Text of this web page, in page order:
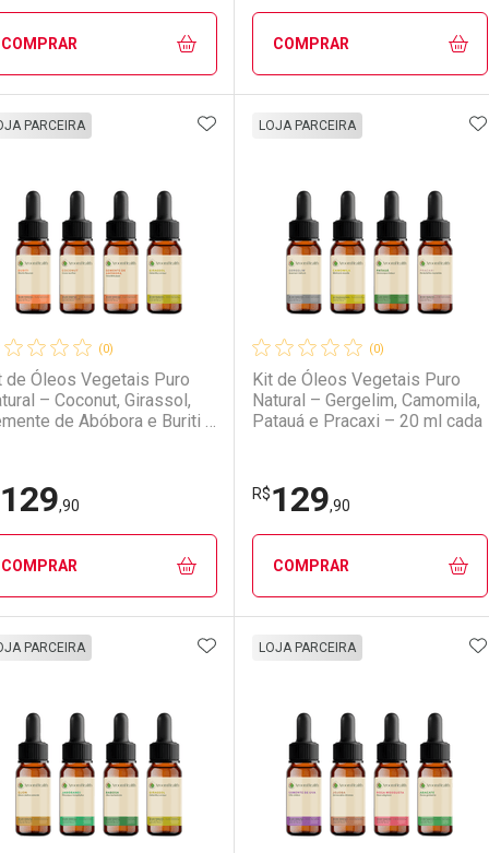
COMPRAR
FECHAR
Ativar Desconto
Comprar sem Desconto
FECHAR
Comprar sem Desconto
COMPRAR
Ativar Desconto
Comprar sem Desconto
Comprar sem Desconto
(0)
de Óleos Vegetais Puro
– Coconut, Girassol,
de Abóbora e Buriti –
PARCEIRA
129,90
ADICIONAR AOS FAVORITOS
COMPRAR
FECHAR
FECHAR
(0)
Kit de Óleos Vegetais Puro
Natural – Gergelim, Camomila,
Patauá e Pracaxi – 20 ml cada
LOJA PARCEIRA
R$129,90
COMPRAR
PARCEIRA ADICIONAR AOS FAVORITOS
LOJA PARCEIRA